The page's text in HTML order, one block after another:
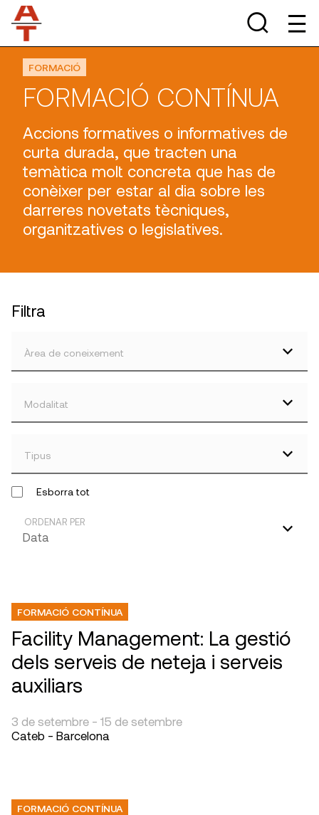
FORMACIÓ
FORMACIÓ CONTÍNUA
Accions formatives o informatives de
curta durada, que tracten una
temàtica molt concreta que has de
conèixer per estar al dia sobre les
darreres novetats tècniques,
organitzatives o legislatives.
Filtra
Àrea de coneixement
Modalitat
Tipus
Esborra tot
ORDENAR PER
FORMACIÓ CONTÍNUA
Facility Management: La gestió
dels serveis de neteja i serveis
auxiliars
3 de setembre - 15 de setembre
Cateb - Barcelona
FORMACIÓ CONTÍNUA